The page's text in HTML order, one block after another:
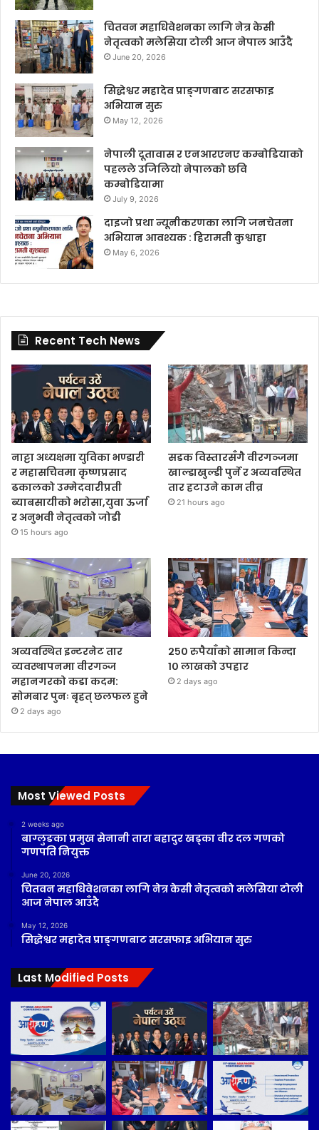
चितवन महाधिवेशनका लागि नेत्र केसी
नेतृत्वको मलेसिया टोली आज नेपाल आउँदै
June 20, 2026
सिद्धेश्वर महादेव प्राङ्गणबाट सरसफाइ
अभियान सुरु
May 12, 2026
नेपाली दूतावास र एनआरएनए कम्बोडियाको
पहलले उजिलियो नेपालको छवि
कम्बोडियामा
July 9, 2026
दाइजो प्रथा न्यूनीकरणका लागि जनचेतना
अभियान आवश्यक : हिरामती कुश्वाहा
May 6, 2026
Recent Tech News
नाट्टा अध्यक्षमा युविका भण्डारी
र महासचिवमा कृष्णप्रसाद
ढकालको उम्मेदवारीप्रती
ब्याबसायीको भरोसा,युवा ऊर्जा
र अनुभवी नेतृत्वको जोडी
15 hours ago
सडक विस्तारसँगै वीरगञ्जमा
खाल्डाखुल्डी पुर्ने र अव्यवस्थित
तार हटाउने काम तीव्र
21 hours ago
अव्यवस्थित इन्टरनेट तार
व्यवस्थापनमा वीरगञ्ज
महानगरको कडा कदम:
सोमबार पुनः बृहत् छलफल हुने
2 days ago
२५० रुपैयाँको सामान किन्दा
१० लाखको उपहार
2 days ago
Most Viewed Posts
2 weeks ago
बाग्लुङका प्रमुख सेनानी तारा बहादुर खड्का वीर दल गणको
गणपति नियुक्त
June 20, 2026
चितवन महाधिवेशनका लागि नेत्र केसी नेतृत्वको मलेसिया टोली
आज नेपाल आउँदै
May 12, 2026
सिद्धेश्वर महादेव प्राङ्गणबाट सरसफाइ अभियान सुरु
Last Modified Posts